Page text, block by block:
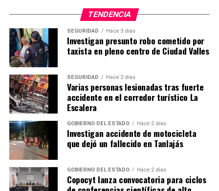
TENDENCIA
SEGURIDAD Hace 3 días
Investigan presunto robo cometido por
taxista en pleno centro de Ciudad Valles
SEGURIDAD Hace 2 días
Varias personas lesionadas tras fuerte
accidente en el corredor turístico La
Escalera
GOBIERNO DEL ESTADO Hace 2 días
Investigan accidente de motocicleta
que dejó un fallecido en Tanlajás
GOBIERNO DEL ESTADO Hace 2 días
Copocyt lanza convocatoria para ciclos